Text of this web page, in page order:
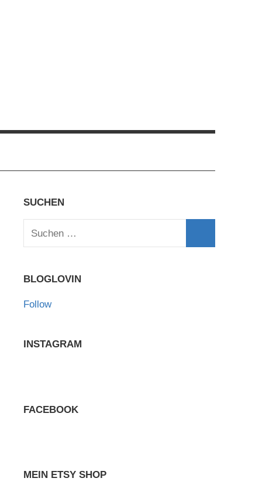
SUCHEN
Suchen
nach:
BLOGLOVIN
Follow
INSTAGRAM
FACEBOOK
MEIN ETSY SHOP